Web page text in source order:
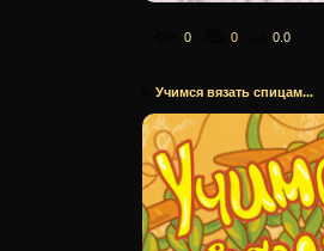
0 0 0.0
Учимся вязать спицам...